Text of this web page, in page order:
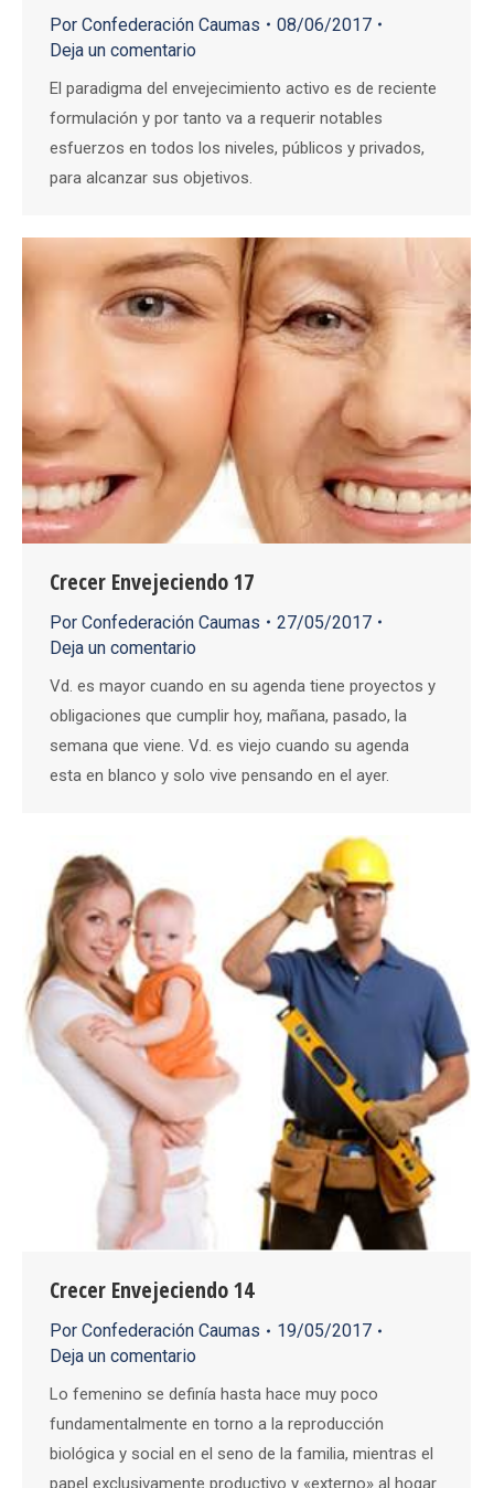
Por Confederación Caumas
08/06/2017
Deja un comentario
El paradigma del envejecimiento activo es de reciente
formulación y por tanto va a requerir notables
esfuerzos en todos los niveles, públicos y privados,
para alcanzar sus objetivos.
Crecer Envejeciendo 17
Por Confederación Caumas
27/05/2017
Deja un comentario
Vd. es mayor cuando en su agenda tiene proyectos y
obligaciones que cumplir hoy, mañana, pasado, la
semana que viene. Vd. es viejo cuando su agenda
esta en blanco y solo vive pensando en el ayer.
Crecer Envejeciendo 14
Por Confederación Caumas
19/05/2017
Deja un comentario
Lo femenino se definía hasta hace muy poco
fundamentalmente en torno a la reproducción
biológica y social en el seno de la familia, mientras el
papel exclusivamente productivo y «externo» al hogar